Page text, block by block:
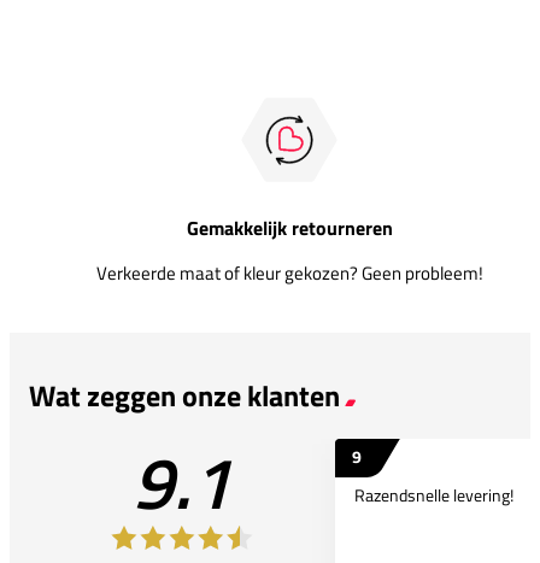
Gemakkelijk retourneren
Verkeerde maat of kleur gekozen? Geen probleem!
Wat zeggen onze klanten
9.1
9
Razendsnelle levering!